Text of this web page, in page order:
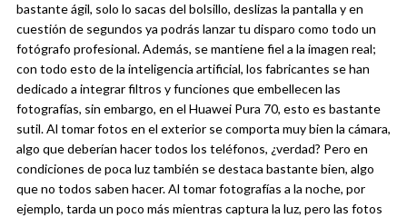
bastante ágil, solo lo sacas del bolsillo, deslizas la pantalla y en
cuestión de segundos ya podrás lanzar tu disparo como todo un
fotógrafo profesional. Además, se mantiene fiel a la imagen real;
con todo esto de la inteligencia artificial, los fabricantes se han
dedicado a integrar filtros y funciones que embellecen las
fotografías, sin embargo, en el Huawei Pura 70, esto es bastante
sutil.Al tomar fotos en el exterior se comporta muy bien la cámara,
algo que deberían hacer todos los teléfonos, ¿verdad? Pero en
condiciones de poca luz también se destaca bastante bien, algo
que no todos saben hacer. Al tomar fotografías a la noche, por
ejemplo, tarda un poco más mientras captura la luz, pero las fotos